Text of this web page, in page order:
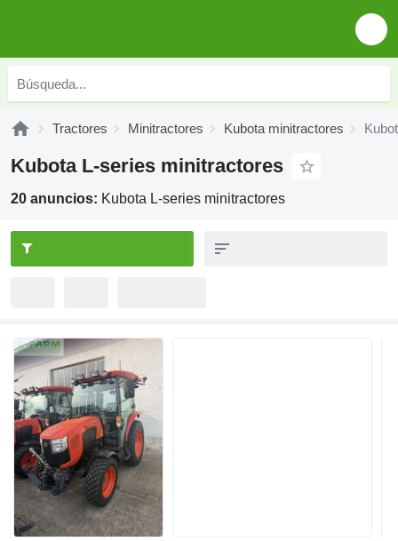
Tractores Minitractores Kubota minitractores
Kubota L-series minitractores
20 anuncios: Kubota L-series minitractores